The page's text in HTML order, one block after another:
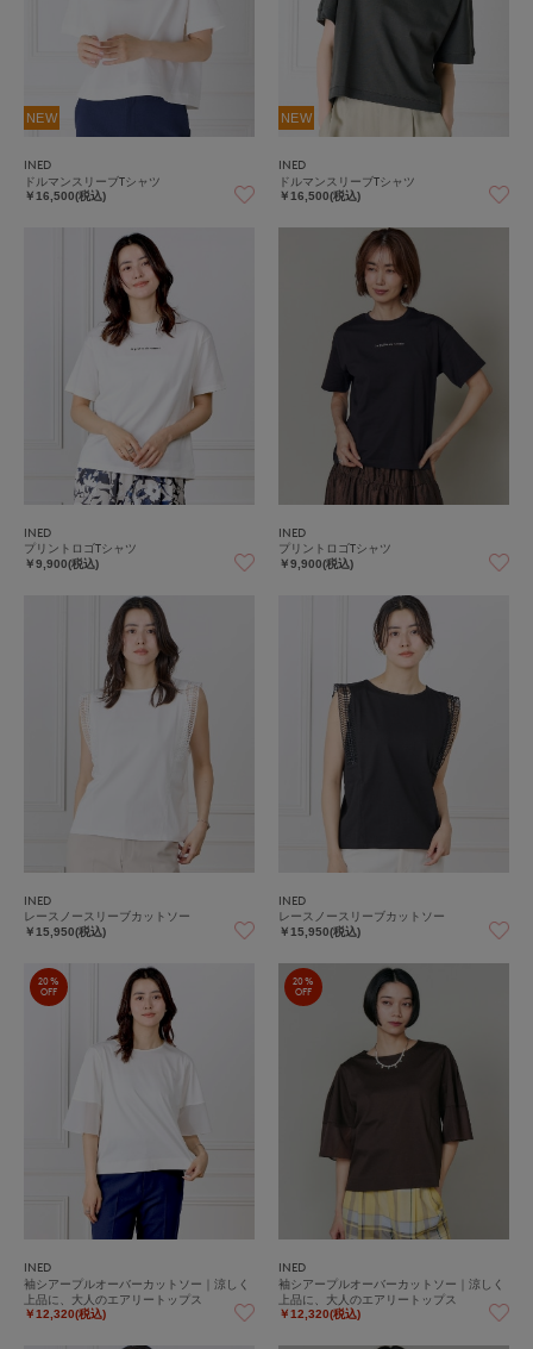
NEW
INED
ドルマンスリーブTシャツ
￥16,500(税込)
NEW
INED
ドルマンスリーブTシャツ
￥16,500(税込)
INED
プリントロゴTシャツ
￥9,900(税込)
INED
プリントロゴTシャツ
￥9,900(税込)
INED
レースノースリーブカットソー
￥15,950(税込)
INED
レースノースリーブカットソー
￥15,950(税込)
20%
OFF
INED
袖シアープルオーバーカットソー｜涼しく
上品に、大人のエアリートップス
￥12,320(税込)
20%
OFF
INED
袖シアープルオーバーカットソー｜涼しく
上品に、大人のエアリートップス
￥12,320(税込)